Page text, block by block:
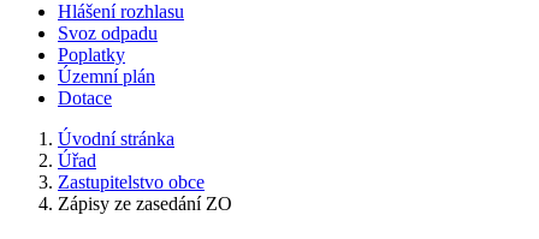
Hlášení rozhlasu
Svoz odpadu
Poplatky
Územní plán
Dotace
Úvodní stránka
Úřad
Zastupitelstvo obce
Zápisy ze zasedání ZO